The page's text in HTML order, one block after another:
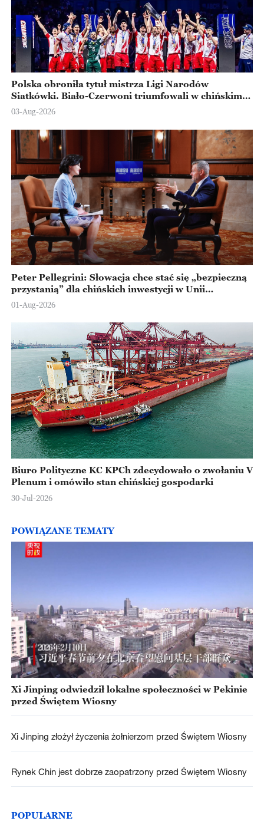
Polska obroniła tytuł mistrza Ligi Narodów
Siatkówki. Biało-Czerwoni triumfowali w chińskim
Ningbo
03-Aug-2026
Peter Pellegrini: Słowacja chce stać się „bezpieczną
przystanią” dla chińskich inwestycji w Unii
Europejskiej
01-Aug-2026
Biuro Polityczne KC KPCh zdecydowało o zwołaniu V
Plenum i omówiło stan chińskiej gospodarki
30-Jul-2026
POWIĄZANE TEMATY
Xi Jinping odwiedził lokalne społeczności w Pekinie
przed Świętem Wiosny
Xi Jinping złożył życzenia żołnierzom przed Świętem Wiosny
Rynek Chin jest dobrze zaopatrzony przed Świętem Wiosny
POPULARNE